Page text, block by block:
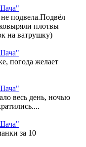
подвела.Подвёл
плотвы
на ватрушку)
погода желает
весь день, ночью
за 10